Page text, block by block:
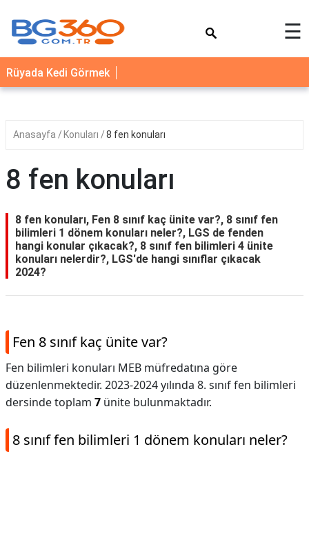
YEMEK
TARİFLERİ
SAĞLIK
☰
Rüyada Kedi Görmek
Anasayfa Konuları 8 fen konuları
8 fen konuları
8 fen konuları, Fen 8 sınıf kaç ünite var?, 8 sınıf fen
bilimleri 1 dönem konuları neler?, LGS de fenden
hangi konular çıkacak?, 8 sınıf fen bilimleri 4 ünite
konuları nelerdir?, LGS'de hangi sınıflar çıkacak
2024?
Fen 8 sınıf kaç ünite var?
Fen bilimleri konuları MEB müfredatına göre
düzenlenmektedir. 2023-2024 yılında 8. sınıf fen bilimleri
dersinde toplam 7 ünite bulunmaktadır.
8 sınıf fen bilimleri 1 dönem konuları neler?